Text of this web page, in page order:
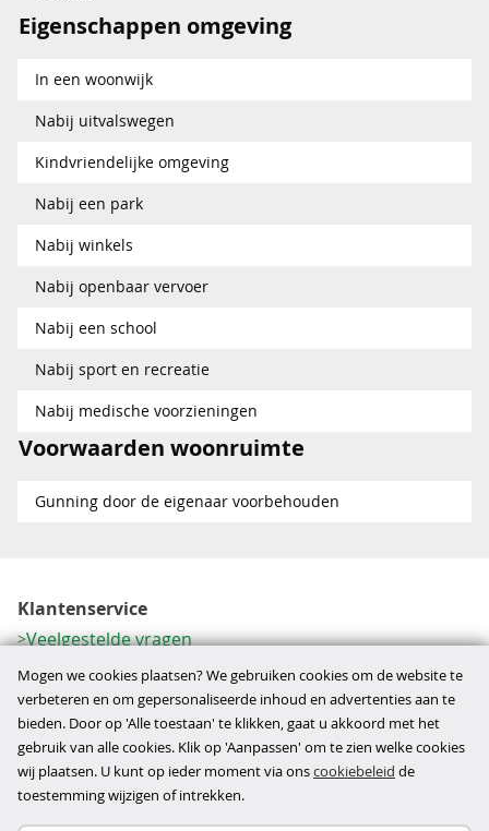
Eigenschappen omgeving
In een woonwijk
Nabij uitvalswegen
Kindvriendelijke omgeving
Nabij een park
Nabij winkels
Nabij openbaar vervoer
Nabij een school
Nabij sport en recreatie
Nabij medische voorzieningen
Voorwaarden woonruimte
Gunning door de eigenaar voorbehouden
Klantenservice
Veelgestelde vragen
Contactformulier
Herroeping
Over ons
Bedrijfsgegevens
Werkwijze
Mogen we cookies plaatsen? We gebruiken cookies om de website te
verbeteren en om gepersonaliseerde inhoud en advertenties aan te
bieden. Door op 'Alle toestaan' te klikken, gaat u akkoord met het
gebruik van alle cookies. Klik op 'Aanpassen' om te zien welke cookies
wij plaatsen. U kunt op ieder moment via onscookiebeleid de
toestemming wijzigen of intrekken.